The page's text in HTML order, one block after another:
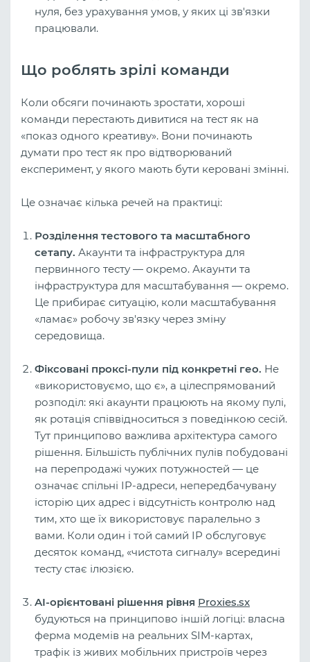
нуля, без урахування умов, у яких ці зв'язки
працювали.
Що роблять зрілі команди
Коли обсяги починають зростати, хороші
команди перестають дивитися на тест як на
«показ одного креативу». Вони починають
думати про тест як про відтворюваний
експеримент, у якого мають бути керовані змінні.
Це означає кілька речей на практиці:
Розділення тестового та масштабного
сетапу. Акаунти та інфраструктура для
первинного тесту — окремо. Акаунти та
інфраструктура для масштабування — окремо.
Це прибирає ситуацію, коли масштабування
«ламає» робочу зв'язку через зміну
середовища.
Фіксовані проксі-пули під конкретні гео. Не
«використовуємо, що є», а цілеспрямований
розподіл: які акаунти працюють на якому пулі,
як ротація співвідноситься з поведінкою сесій.
Тут принципово важлива архітектура самого
рішення. Більшість публічних пулів побудовані
на перепродажі чужих потужностей — це
означає спільні IP-адреси, непередбачувану
історію цих адрес і відсутність контролю над
тим, хто ще їх використовує паралельно з
вами. Коли один і той самий IP обслуговує
десяток команд, «чистота сигналу» всередині
тесту стає ілюзією.
AI-орієнтовані рішення рівня Proxies.sx
будуються на принципово іншій логіці: власна
ферма модемів на реальних SIM-картах,
трафік із живих мобільних пристроїв через